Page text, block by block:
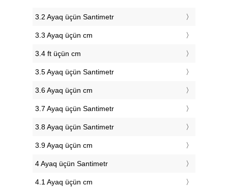
3.2 Ayaq üçün Santimetr
3.3 Ayaq üçün cm
3.4 ft üçün cm
3.5 Ayaq üçün Santimetr
3.6 Ayaq üçün cm
3.7 Ayaq üçün Santimetr
3.8 Ayaq üçün Santimetr
3.9 Ayaq üçün cm
4 Ayaq üçün Santimetr
4.1 Ayaq üçün cm